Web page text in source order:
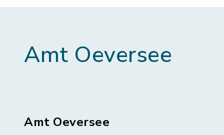
Amt Oeversee
Amt Oeversee